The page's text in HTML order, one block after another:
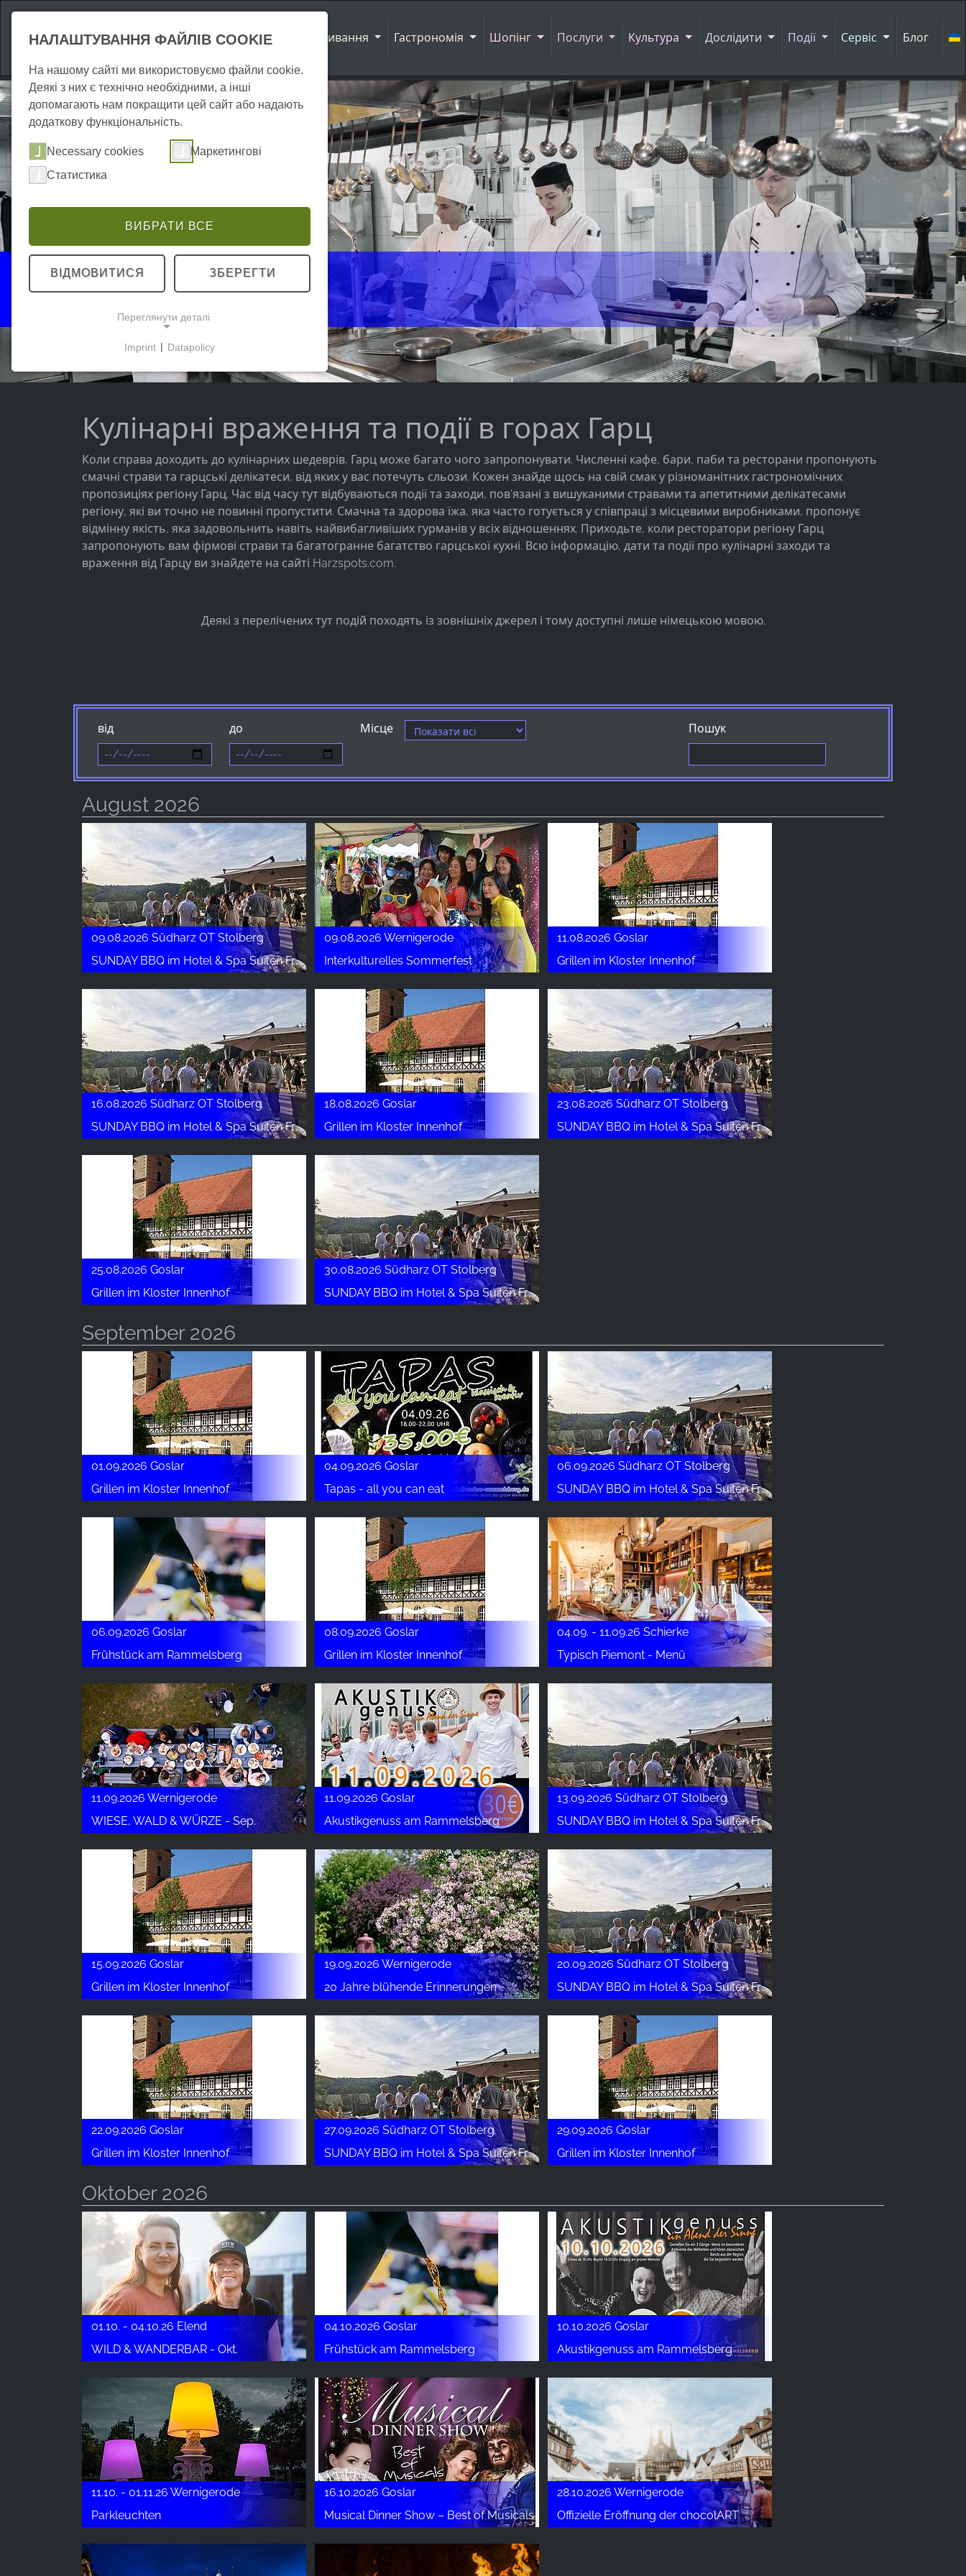
Атракціони Проживання Гастрономія Шопінг Послуги Культура Дослідити Події Сервіс Блог
Події
Кулінарні враження та події в горах Гарц
Коли справа доходить до кулінарних шедеврів, Гарц може багато чого запропонувати. Численні кафе, бари, паби та ресторани пропонують
смачні страви та гарцські делікатеси, від яких у вас потечуть сльози. Кожен знайде щось на свій смак у різноманітних гастрономічних
пропозиціях регіону Гарц. Час від часу тут відбуваються події та заходи, пов'язані з вишуканими стравами та апетитними делікатесами
регіону, які ви точно не повинні пропустити. Смачна та здорова їжа, яка часто готується у співпраці з місцевими виробниками, пропонує
відмінну якість, яка задовольнить навіть найвибагливіших гурманів у всіх відношеннях. Приходьте, коли ресторатори регіону Гарц
запропонують вам фірмові страви та багатогранне багатство гарцської кухні. Всю інформацію, дати та події про кулінарні заходи та
враження від Гарцу ви знайдете на сайті Harzspots.com.
Деякі з перелічених тут подій походять із зовнішніх джерел і тому доступні лише німецькою мовою.
від до Місце Пошук
August 2026
09.08.2026 Südharz OT Stolberg
SUNDAY BBQ im Hotel & Spa Suiten FreiWerk
09.08.2026 Wernigerode
Interkulturelles Sommerfest
11.08.2026 Goslar
Grillen im Kloster Innenhof
16.08.2026 Südharz OT Stolberg
SUNDAY BBQ im Hotel & Spa Suiten FreiWerk
18.08.2026 Goslar
Grillen im Kloster Innenhof
23.08.2026 Südharz OT Stolberg
SUNDAY BBQ im Hotel & Spa Suiten FreiWerk
25.08.2026 Goslar
Grillen im Kloster Innenhof
30.08.2026 Südharz OT Stolberg
SUNDAY BBQ im Hotel & Spa Suiten FreiWerk
September 2026
01.09.2026 Goslar
Grillen im Kloster Innenhof
04.09.2026 Goslar
Tapas - all you can eat
06.09.2026 Südharz OT Stolberg
SUNDAY BBQ im Hotel & Spa Suiten FreiWerk
06.09.2026 Goslar
Frühstück am Rammelsberg
08.09.2026 Goslar
Grillen im Kloster Innenhof
04.09. - 11.09.26 Schierke
Typisch Piemont - Menü
11.09.2026 Wernigerode
WIESE, WALD & WÜRZE - Sep.
11.09.2026 Goslar
Akustikgenuss am Rammelsberg
13.09.2026 Südharz OT Stolberg
SUNDAY BBQ im Hotel & Spa Suiten FreiWerk
15.09.2026 Goslar
Grillen im Kloster Innenhof
19.09.2026 Wernigerode
20 Jahre blühende Erinnerungen
20.09.2026 Südharz OT Stolberg
SUNDAY BBQ im Hotel & Spa Suiten FreiWerk
22.09.2026 Goslar
Grillen im Kloster Innenhof
27.09.2026 Südharz OT Stolberg
SUNDAY BBQ im Hotel & Spa Suiten FreiWerk
29.09.2026 Goslar
Grillen im Kloster Innenhof
Oktober 2026
01.10. - 04.10.26 Elend
WILD & WANDERBAR - Okt.
04.10.2026 Goslar
Frühstück am Rammelsberg
10.10.2026 Goslar
Akustikgenuss am Rammelsberg
11.10. - 01.11.26 Wernigerode
Parkleuchten
16.10.2026 Goslar
Musical Dinner Show – Best of Musicals
28.10.2026 Wernigerode
Offizielle Eröffnung der chocolART
НАЛАШТУВАННЯ ФАЙЛІВ COOKIE
На нашому сайті ми використовуємо файли cookie.
Деякі з них є технічно необхідними, а інші
допомагають нам покращити цей сайт або надають
додаткову функціональність.
Necessary cookies
Маркетингові
Статистика
ВИБРАТИ ВСЕ
ВІДМОВИТИСЯ ЗБЕРЕГТИ
Переглянути деталі
Ці файли cookie забезпечують базову
використання веб-сайту.
МАРКЕТИНГОВІ
Маркетингові файли cookie використовуються
третіми сторонами для показу персоналізованої
реклами. Вони роблять це, відстежуючи
відвідувачів на різних веб-сайтах.
маркетинг
СТАТИСТИКА
Статистичні файли cookie збирають інформацію
анонімно. Ця інформація допомагає нам
зрозуміти, як наші відвідувачі використовують
наш сайт.
Google Analytics
Google LLC
Purpose:
Збір статистики про використання
веб-сайту
duration:
24 години - 2 роки
Imprint | Datapolicy